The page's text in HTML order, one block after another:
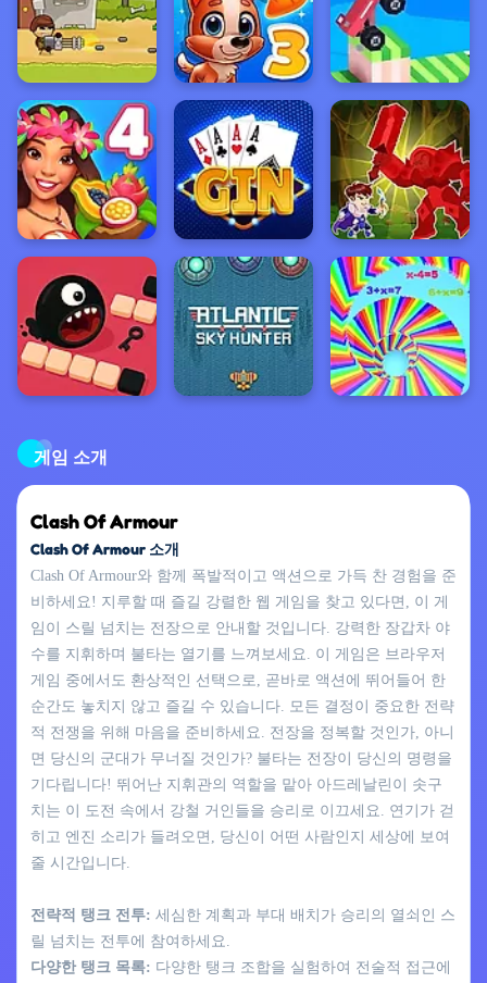
게임 소개
Clash Of Armour
Clash Of Armour 소개
Clash Of Armour와 함께 폭발적이고 액션으로 가득 찬 경험을 준
비하세요! 지루할 때 즐길 강렬한 웹 게임을 찾고 있다면, 이 게
임이 스릴 넘치는 전장으로 안내할 것입니다. 강력한 장갑차 야
수를 지휘하며 불타는 열기를 느껴보세요. 이 게임은 브라우저
게임 중에서도 환상적인 선택으로, 곧바로 액션에 뛰어들어 한
순간도 놓치지 않고 즐길 수 있습니다. 모든 결정이 중요한 전략
적 전쟁을 위해 마음을 준비하세요. 전장을 정복할 것인가, 아니
면 당신의 군대가 무너질 것인가? 불타는 전장이 당신의 명령을
기다립니다! 뛰어난 지휘관의 역할을 맡아 아드레날린이 솟구
치는 이 도전 속에서 강철 거인들을 승리로 이끄세요. 연기가 걷
히고 엔진 소리가 들려오면, 당신이 어떤 사람인지 세상에 보여
줄 시간입니다.
전략적 탱크 전투: 세심한 계획과 부대 배치가 승리의 열쇠인 스
릴 넘치는 전투에 참여하세요.
다양한 탱크 목록: 다양한 탱크 조합을 실험하여 전술적 접근에